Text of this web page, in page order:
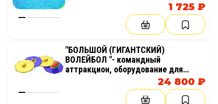
1 725 ₽
"БОЛЬШОЙ (ГИГАНТСКИЙ)
ВОЛЕЙБОЛ "- командный
аттракцион, оборудование для
тимбилдинга, праздника,
корпоратива, соревнований,
веселых стартов, эстафет
24 800 ₽